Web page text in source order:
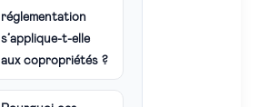
réglementation
s’applique-t-elle
aux copropriétés ?